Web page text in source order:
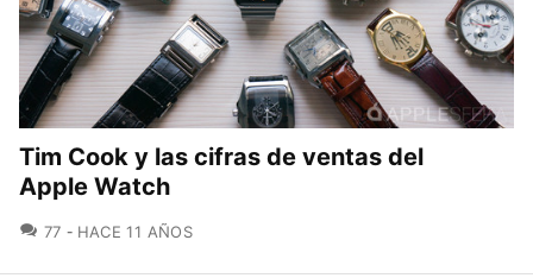
Tim Cook y las cifras de ventas del
Apple Watch
77 COMENTARIOS
HACE 11 AÑOS